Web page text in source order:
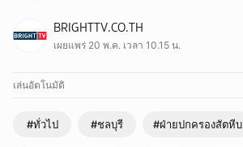
BRIGHTTV.CO.TH
เผยแพร่ 20 พ.ค. เวลา 10.15 น.
เล่นอัตโนมัติ
#ทั่วไป #ชลบุรี #ฝ่ายปกครองสัตหีบ